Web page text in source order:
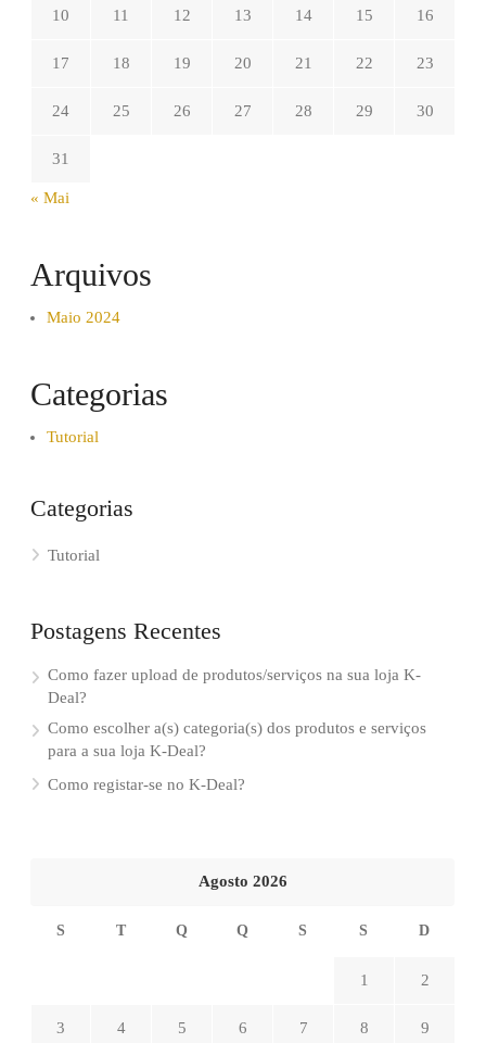
10 11 12 13 14 15 16
17 18 19 20 21 22 23
24 25 26 27 28 29 30
31
« Mai
Arquivos
Maio 2024
Categorias
Tutorial
Categorias
Tutorial
Postagens Recentes
Como fazer upload de produtos/serviços na sua loja K-
Deal?
Como escolher a(s) categoria(s) dos produtos e serviços
para a sua loja K-Deal?
Como registar-se no K-Deal?
Agosto 2026
S T Q Q S S D
1 2
3 4 5 6 7 8 9